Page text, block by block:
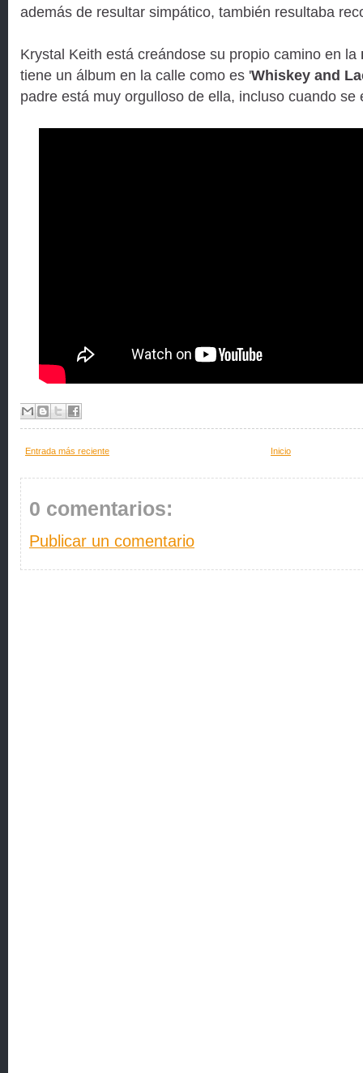
además de resultar simpático, también resultaba
Krystal Keith está creándose su propio camino en la
tiene un álbum en la calle como es 'Whiskey and
padre está muy orgulloso de ella, incluso cuando se
Entrada más reciente Inicio
0 comentarios:
Publicar un comentario